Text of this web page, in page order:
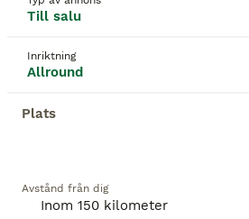
Till salu
Inriktning
Allround
Plats
Avstånd från dig
Spara sökning
Övriga
17 år145 cm48 000 kr